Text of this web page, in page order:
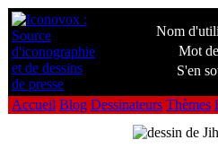
Nom
Mot
S'en
Accueil Blog Dessinateurs Thèmes